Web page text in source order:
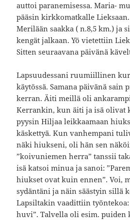
auttoi paranemisessa. Maria-
pääsin kirkkomatkalle
Merilään saakka ( n.8,5 km.) ja
kengät jalkaan. Yö vietettiin
Sitten seuraavana päivänä
Lapsuudessani ruumiillinen
käytössä. Samana päivänä sain
kerran. Äiti meillä oli
Kerrankin, kun äiti ja isä olivat
pyysin Hiljaa leikkaamaan
käskettyä. Kun vanhempani
näki hiukseni, oli hän sen
”koivuniemen herra” tanssii
isä katsoi minua ja sanoi:
hiukset ovat kuin ennen”. Voi,
sydäntäni ja näin säästyin sillä
Lapsiltakin vaadittiin
huvi”. Talvella oli esim. puiden